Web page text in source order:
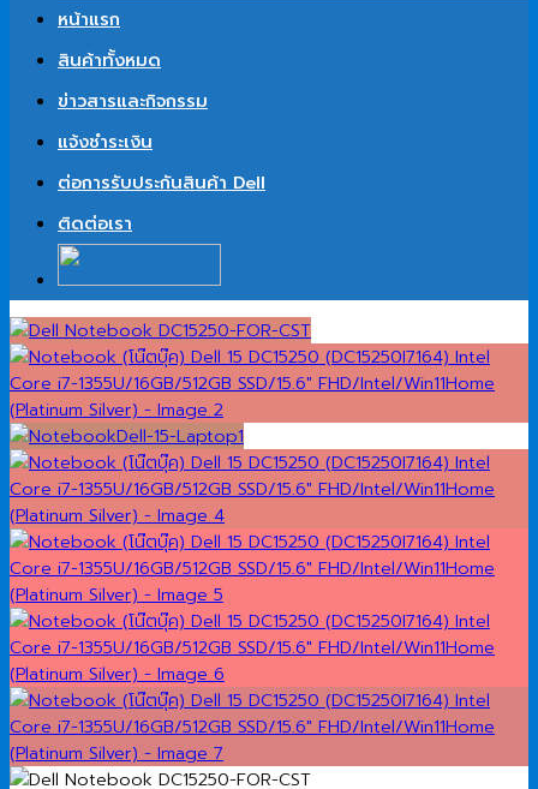
หน้าแรก
สินค้าทั้งหมด
ข่าวสารและกิจกรรม
แจ้งชำระเงิน
ต่อการรับประกันสินค้า Dell
ติดต่อเรา